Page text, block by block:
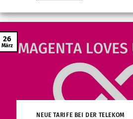
NEUE TARIFE BEI DER TELEKOM
26
März